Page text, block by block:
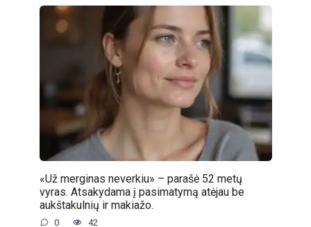
«Už merginas neverkiu» – parašė 52 metų
vyras. Atsakydama į pasimatymą atėjau be
aukštakulnių ir makiažo.
0 42